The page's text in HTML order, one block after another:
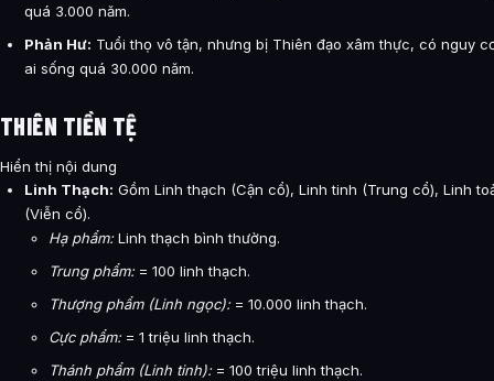
quá 3.000 năm.
Phản Hư: Tuổi thọ vô tận, nhưng bị Thiên đạo xâm thực, có nguy
ai sống quá 30.000 năm.
THIÊN TIỀN TỆ
Hiển thị nội dung
Linh Thạch: Gồm Linh thạch (Cận cổ), Linh tinh (Trung cổ), Linh
(Viễn cổ).
Hạ phẩm:Linh thạch bình thường.
Trung phẩm:= 100 linh thạch.
Thượng phẩm (Linh ngọc):= 10.000 linh thạch.
Cực phẩm:= 1 triệu linh thạch.
Thánh phẩm (Linh tinh):= 100 triệu linh thạch.